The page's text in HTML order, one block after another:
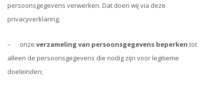
persoonsgegevens verwerken. Dat doen wij via deze
privacyverklaring;
– onze verzameling van persoonsgegevens beperken tot
alleen de persoonsgegevens die nodig zijn voor legitieme
doeleinden;